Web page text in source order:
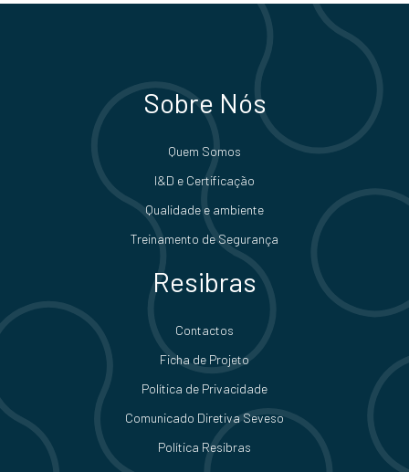
Sobre Nós
Quem Somos
I&D e Certificação
Qualidade e ambiente
Treinamento de Segurança
Resibras
Contactos
Ficha de Projeto
Política de Privacidade
Comunicado Diretiva Seveso
Política Resibras